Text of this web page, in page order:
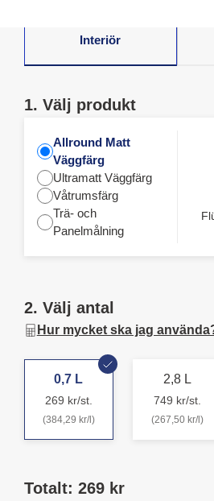
Interiör
1. Välj produkt
Allround Matt
Väggfärg
Ultramatt Väggfärg
Våtrumsfärg
Trä- och
Panelmålning
2. Välj antal
Hur mycket ska jag
0,7 L
269 kr/st.
(384,29 kr/l)
2,8 L
749 kr/st.
(267,50 kr/l)
Totalt: 269 kr